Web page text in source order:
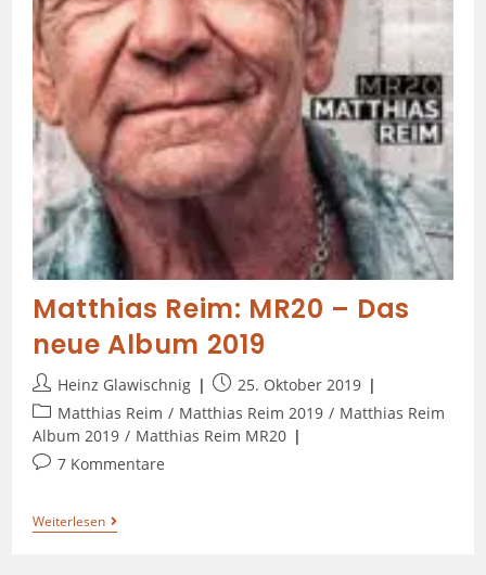
Matthias Reim: MR20 – Das
neue Album 2019
Heinz Glawischnig
25. Oktober 2019
Matthias Reim / Matthias Reim 2019 / Matthias Reim
Album 2019 / Matthias Reim MR20
7 Kommentare
Weiterlesen